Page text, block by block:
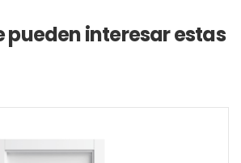
pueden interesar estas